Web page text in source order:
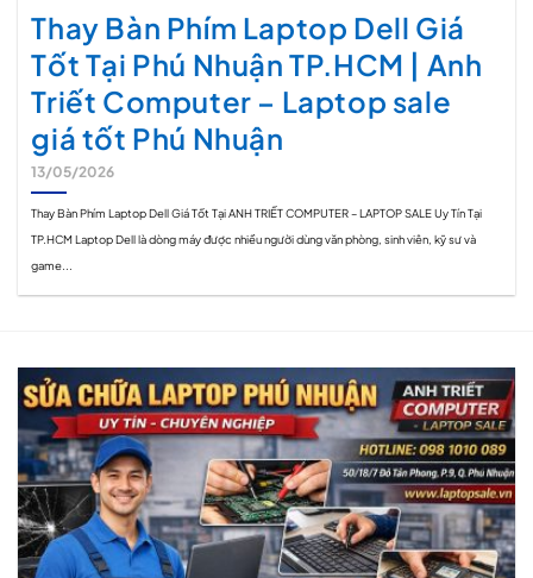
Thay Bàn Phím Laptop Dell Giá
Tốt Tại Phú Nhuận TP.HCM | Anh
Triết Computer – Laptop sale
giá tốt Phú Nhuận
13/05/2026
Thay Bàn Phím Laptop Dell Giá Tốt Tại ANH TRIẾT COMPUTER – LAPTOP SALE Uy Tín Tại
TP.HCM Laptop Dell là dòng máy được nhiều người dùng văn phòng, sinh viên, kỹ sư và
game...